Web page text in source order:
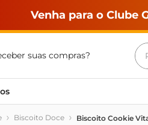
Venha para o Clube
suas compras?
Biscoito Doce Biscoito Cookie